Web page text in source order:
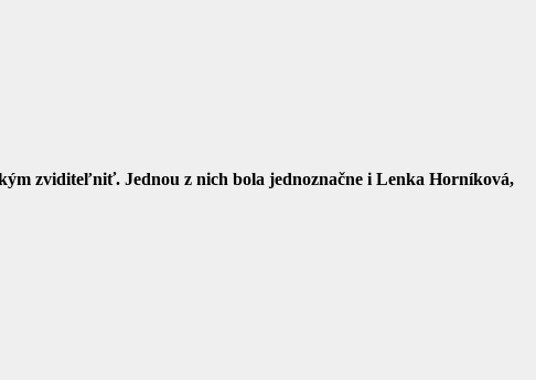
zviditeľniť. Jednou z nich bola jednoznačne i Lenka Horníková,